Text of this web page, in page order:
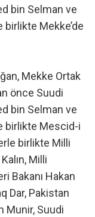
bin Selman ve
birlikte Mekke’de
Mekke Ortak
önce Suudi
bin Selman ve
birlikte Mescid-i
birlikte Milli
Milli
Bakanı Hakan
Dar, Pakistan
Munir, Suudi